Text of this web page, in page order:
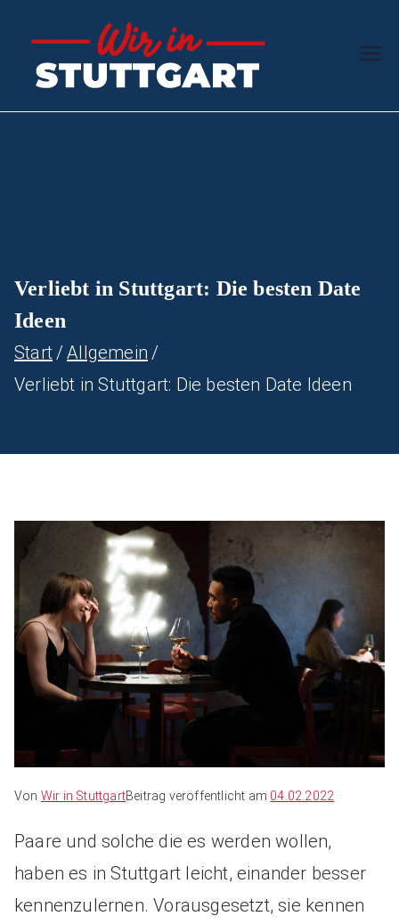
Inhalt
springen
Stuttg
Verliebt in Stuttgart: Die besten Date
Ideen
Start
Allgemein
Verliebt in Stuttgart: Die besten Date Ideen
Von Wir in StuttgartBeitrag veröffentlicht am 04.02.2022
Paare und solche die es werden wollen,
haben es in Stuttgart leicht, einander besser
kennenzulernen. Vorausgesetzt, sie kennen